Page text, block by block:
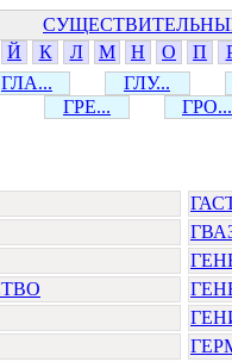
Й К Л М Н О П
ГЛА...
ГЛУ...
ГРЕ...
ГРО...